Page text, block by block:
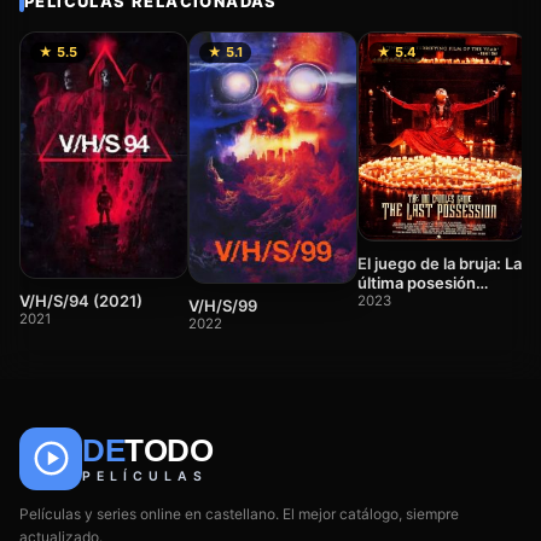
★ 5.5
V/H/S/94 (2021)
2021
★ 5.1
V/H/S/99
2022
★ 5.4
El juego de la bruja: La
última posesión
(2023)
2023
DETODO
PELÍCULAS
Películas y series online en castellano. El mejor catálogo, siempre
actualizado.
🎬
Películas